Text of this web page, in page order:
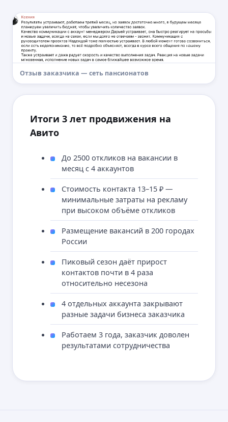
Отзыв заказчика — сеть пансионатов
Итоги 3 лет продвижения на
Авито
До 2500 откликов на вакансии в
месяц с 4 аккаунтов
Стоимость контакта 13–15 ₽ —
минимальные затраты на рекламу
при высоком объёме откликов
Размещение вакансий в 200 городах
России
Пиковый сезон даёт прирост
контактов почти в 4 раза
относительно несезона
4 отдельных аккаунта закрывают
разные задачи бизнеса заказчика
Работаем 3 года, заказчик доволен
результатами сотрудничества
Изучим рынок, выдачу и уровень
спроса
Найдем конкурентов и расскажем
про их результаты
Расскажем, какую стратегию
опыта в вашей нише
Стоимость работыот 20 000 ₽в месяц
выступаем спикерами
на мероприятиях, снимаем видео